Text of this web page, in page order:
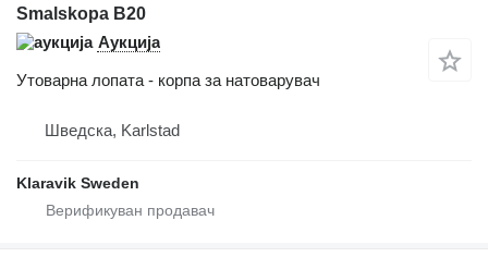
Smalskopa B20
Аукција
Утоварна лопата - корпа за натоварувач
Шведска, Karlstad
Klaravik Sweden